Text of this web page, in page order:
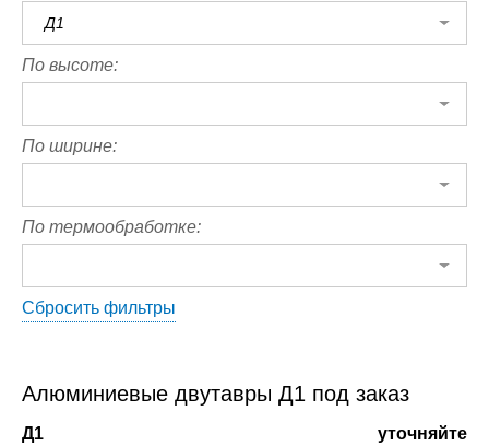
Д1
По высоте:
По ширине:
По термообработке:
Сбросить фильтры
Алюминиевые двутавры Д1 под заказ
Д1
уточняйте